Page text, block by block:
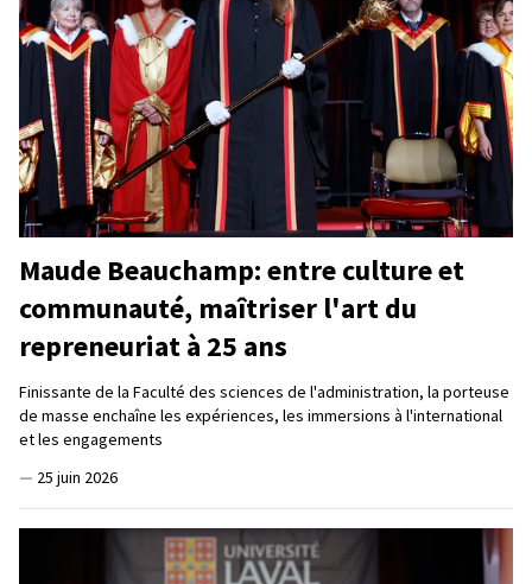
Maude Beauchamp: entre culture et
communauté, maîtriser l'art du
repreneuriat à 25 ans
Finissante de la Faculté des sciences de l'administration, la porteuse
de masse enchaîne les expériences, les immersions à l'international
et les engagements
— 25 juin 2026